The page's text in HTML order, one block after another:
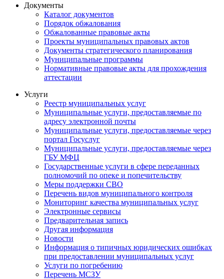
Документы
Каталог документов
Порядок обжалования
Обжалованные правовые акты
Проекты муниципальных правовых актов
Документы стратегического планирования
Муниципальные программы
Нормативные правовые акты для прохождения
аттестации
Услуги
Реестр муниципальных услуг
Муниципальные услуги, предоставляемые по
адресу электронной почты
Муниципальные услуги, предоставляемые через
портал Госуслуг
Муниципальные услуги, предоставляемые через
ГБУ МФЦ
Государственные услуги в сфере переданных
полномочий по опеке и попечительству
Меры поддержки СВО
Перечень видов муниципального контроля
Мониторинг качества муниципальных услуг
Электронные сервисы
Предварительная запись
Другая информация
Новости
Информация о типичных юридических ошибках
при предоставлении муниципальных услуг
Услуги по погребению
Перечень МСЗУ